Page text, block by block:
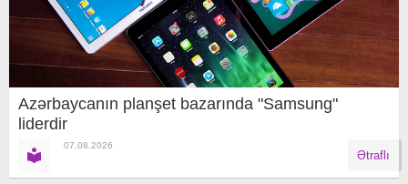
Azərbaycanın planşet bazarında "Samsung"
liderdir
07.08.2026
Ətraflı